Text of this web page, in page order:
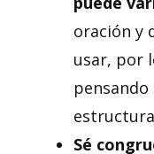
oración y
usar, por
pensando
Sé